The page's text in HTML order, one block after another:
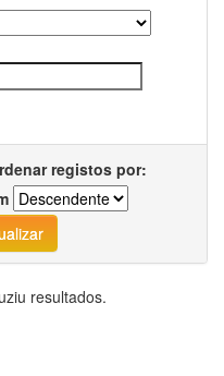
registos por:
resultados.